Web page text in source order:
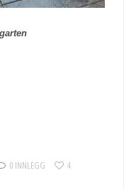
0 INNLEGG 4